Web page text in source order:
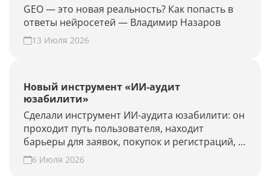
GEO — это новая реальность? Как попасть в
ответы нейросетей — Владимир Назаров
13 Июля 2026
Новый инструмент «ИИ-аудит
юзабилити»
Сделали инструмент ИИ-аудита юзабилити: он
проходит путь пользователя, находит
барьеры для заявок, покупок и регистраций, и
предлагает гипотезы для роста конверсии.
Проверьте свой сайт прямо сейчас!
6 Июля 2026